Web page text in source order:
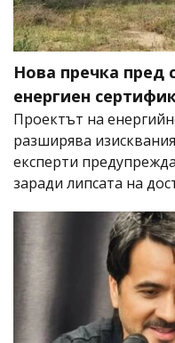
Нова пречка пред
енергиен
Проектът на
разширява
експерти
заради липсата на